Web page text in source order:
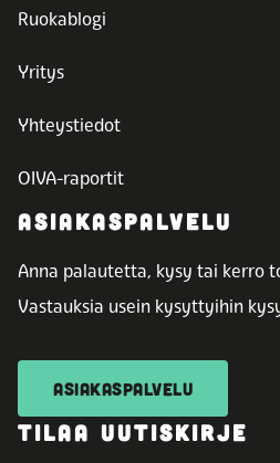
Ruokablogi
Yritys
Yhteystiedot
OIVA-raportit
ASIAKASPALVELU
Anna palautetta, kysy tai kerro
Vastauksia usein kysyttyihin
ASIAKASPALVELU
TILAA UUTISKIRJE